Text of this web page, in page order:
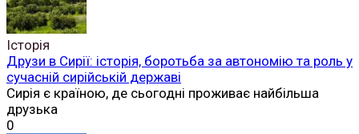
Історія
Друзи в Сирії: історія, боротьба за автономію та роль у
сучасній сирійській державі
Сирія є країною, де сьогодні проживає найбільша
друзька
0